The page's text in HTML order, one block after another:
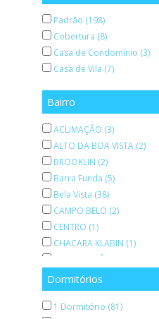
Padrão (198)
Cobertura (8)
Casa de Condomínio (3)
Casa de Vila (7)
Bairro
ACLIMAÇÃO (3)
ALTO DA BOA VISTA (2)
BROOKLIN (2)
Barra Funda (5)
Bela Vista (38)
CAMPO BELO (2)
CENTRO (1)
CHACARA KLABIN (1)
CONSOLAÇÃO (1)
Campo Belo (1)
Centro (6)
Cerqueira César (1)
Dormitórios
1 Dormitório (81)